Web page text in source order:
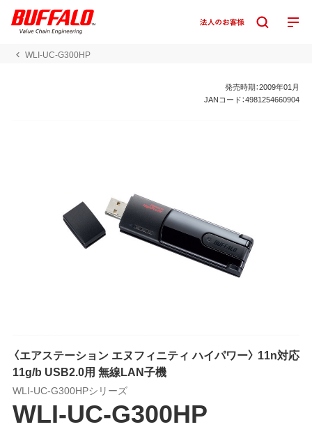
WLI-UC-G300HP
発売時期：2009年01月
JANコード：4981254660904
〈エアステーション エヌフィニティ ハイパワー〉 11n対応
11g/b USB2.0用 無線LAN子機
WLI-UC-G300HPシリーズ
WLI-UC-G300HP